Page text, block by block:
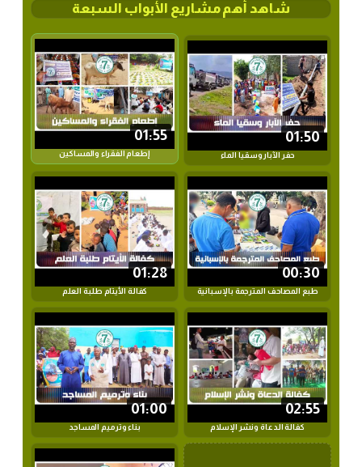
شاهد أهم مشاريع الأبواب السبعة
01:55
إطعام الفقراء والمساكين
01:50
حفر الآبار وسقيا الماء
01:28
كفالة الأيتام طلبة العلم
00:30
طبع المصاحف المترجمة بالإسبانية
01:00
بناء وترميم المساجد
02:55
كفالة الدعاة ونشر الإسلام